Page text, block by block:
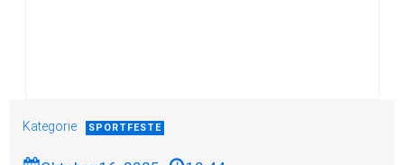
Kategorie SPORTFESTE